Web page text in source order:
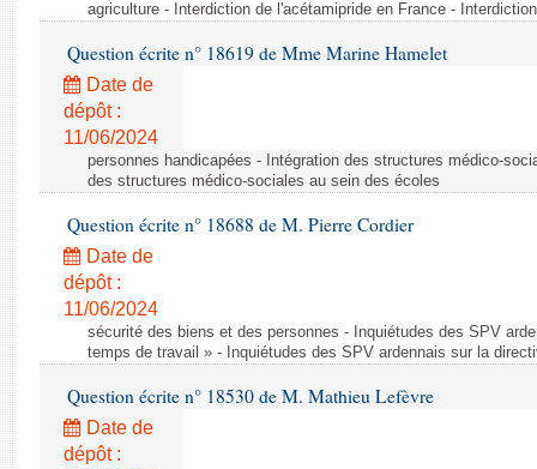
agriculture - Interdiction de l'acétamipride en France -
Question écrite n° 18619 de Mme Marine Hamelet
Date de
dépôt :
11/06/2024
personnes handicapées - Intégration des structures médico-
des structures médico-sociales au sein des écoles
Question écrite n° 18688 de M. Pierre Cordier
Date de
dépôt :
11/06/2024
sécurité des biens et des personnes - Inquiétudes des SPV
temps de travail » - Inquiétudes des SPV ardennais sur la
Question écrite n° 18530 de M. Mathieu Lefèvre
Date de
dépôt :